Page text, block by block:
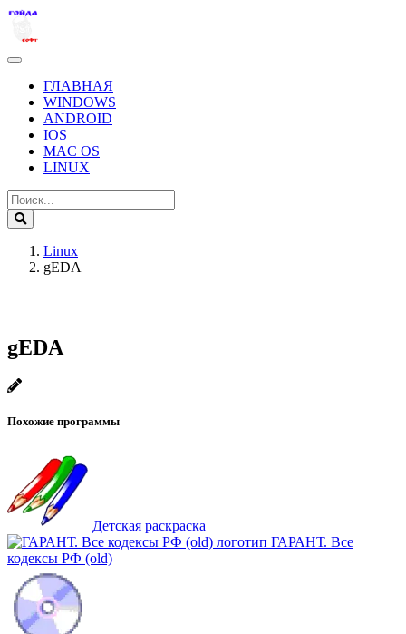
ГЛАВНАЯ
WINDOWS
ANDROID
IOS
MAC OS
LINUX
Linux
gEDA
gEDA
Похожие программы
Детская раскраска
ГАРАНТ. Все
кодексы РФ (old)